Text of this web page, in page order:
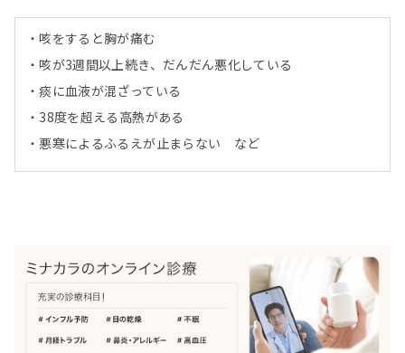
・咳をすると胸が痛む
・咳が3週間以上続き、だんだん悪化している
・痰に血液が混ざっている
・38度を超える高熱がある
・悪寒によるふるえが止まらない など